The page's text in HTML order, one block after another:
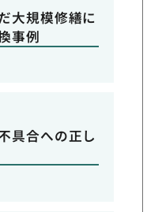
大規模修繕に
事例
具合への正し